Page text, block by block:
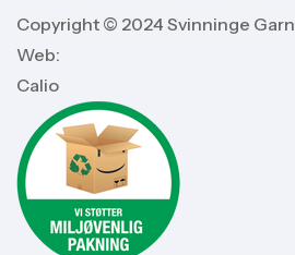
Copyright © 2024 Svinninge Garn
Web:
Calio